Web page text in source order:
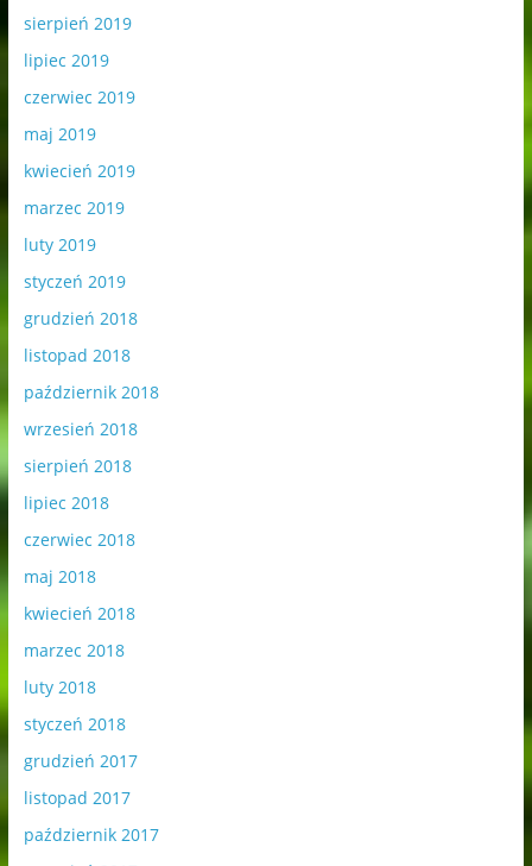
sierpień 2019
lipiec 2019
czerwiec 2019
maj 2019
kwiecień 2019
marzec 2019
luty 2019
styczeń 2019
grudzień 2018
listopad 2018
październik 2018
wrzesień 2018
sierpień 2018
lipiec 2018
czerwiec 2018
maj 2018
kwiecień 2018
marzec 2018
luty 2018
styczeń 2018
grudzień 2017
listopad 2017
październik 2017